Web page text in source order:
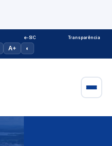
e-SIC Transparência
A+ ◐